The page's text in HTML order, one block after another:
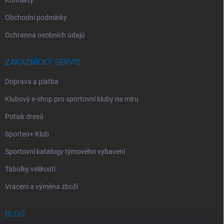
Obchodní podmínky
Ochranna osobních údajů
ZÁKAZNICKÝ SERVIS
Doprava a platba
Klubový e-shop pro sportovní kluby na míru
Potisk dresů
Sporteo+ Klub
Sportovní katalogy týmového vybavení
Tabulky velikostí
Vrácení a výměna zboží
BLOG